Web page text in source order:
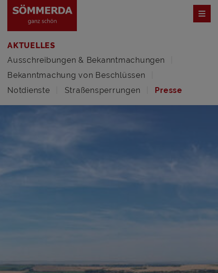
AKTUELLES
Ausschreibungen & Bekanntmachungen
Bekanntmachung von Beschlüssen
Notdienste
Straßensperrungen Presse